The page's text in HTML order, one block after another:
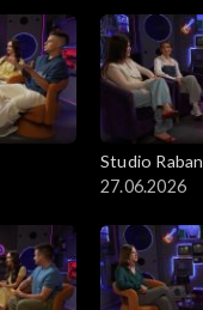
Studio Raban
27.06.2026